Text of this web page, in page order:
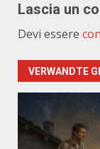
Lascia un
Devi essere
VERWANDTE